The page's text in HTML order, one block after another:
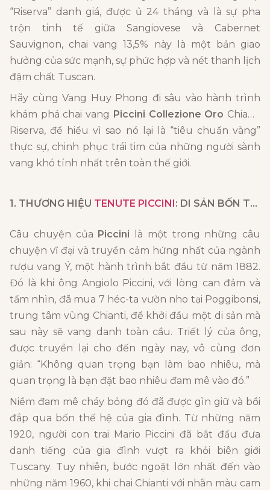
“Riserva” danh giá, được ủ 24 tháng và là sự pha
trộn tinh tế giữa Sangiovese và Cabernet
Sauvignon, chai vang 13,5% này là một bản giao
hưởng của sức mạnh, sự phức hợp và nét thanh lịch
đậm chất Tuscan.
Hãy cùng Vang Huy Phong đi sâu vào hành trình
khám phá chai vang Piccini Collezione Oro Chianti
Riserva, để hiểu vì sao nó lại là “tiêu chuẩn vàng”
thực sự, chinh phục trái tim của những người sành
vang khó tính nhất trên toàn thế giới.
1. THƯƠNG HIỆU TENUTE PICCINI: DI SẢN BỐN THẾ HỆ VÀ NIỀM ĐAM MÊ BẤT TẬN
Câu chuyện của Piccini là một trong những câu
chuyện vĩ đại và truyền cảm hứng nhất của ngành
rượu vang Ý, một hành trình bắt đầu từ năm 1882.
Đó là khi ông Angiolo Piccini, với lòng can đảm và
tầm nhìn, đã mua 7 héc-ta vườn nho tại Poggibonsi,
trung tâm vùng Chianti, để khởi đầu một di sản mà
sau này sẽ vang danh toàn cầu. Triết lý của ông,
được truyền lại cho đến ngày nay, vô cùng đơn
giản: “Không quan trọng bạn làm bao nhiêu, mà
quan trọng là bạn đặt bao nhiêu đam mê vào đó.”
Niềm đam mê cháy bỏng đó đã được gìn giữ và bồi
đắp qua bốn thế hệ của gia đình. Từ những năm
1920, người con trai Mario Piccini đã bắt đầu đưa
danh tiếng của gia đình vượt ra khỏi biên giới
Tuscany. Tuy nhiên, bước ngoặt lớn nhất đến vào
những năm 1960, khi chai Chianti với nhãn màu cam